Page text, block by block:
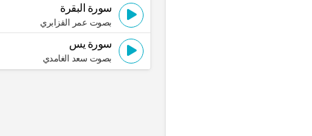
سورة البقرة
بصوت عمر القزابري
سورة يس
بصوت سعد الغامدي